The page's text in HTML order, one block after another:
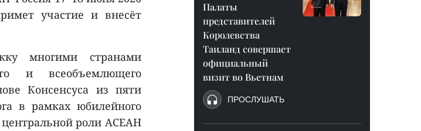
участие и внесёт
многими странами
и всеобъемлющего
Консенсуса из пяти
в рамках юбилейного
роли АСЕАН
Палаты
представителей
Королевства
Таиланд совершает
официальный
визит во Вьетнам
ПРОСЛУШАТЬ